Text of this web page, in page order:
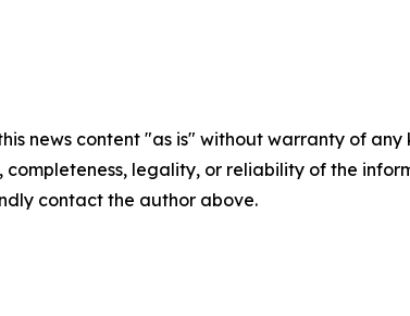
news content "as is" without warranty of
completeness, legality, or reliability of the
contact the author above.